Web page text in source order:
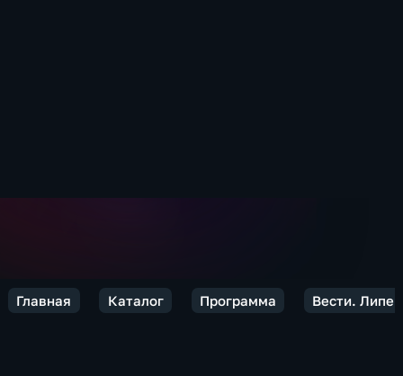
Главная Каталог Программа Вести.